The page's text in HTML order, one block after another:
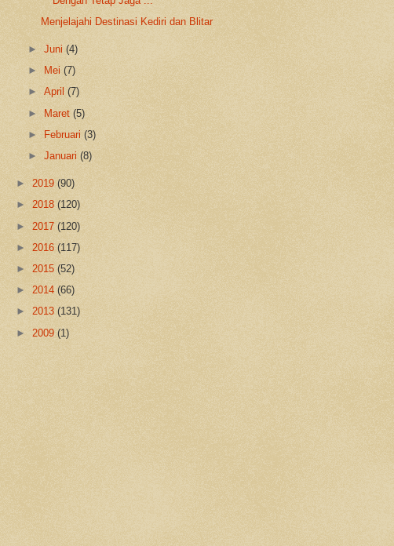
Menjelajahi Destinasi Kediri dan Blitar
►Juni(4)
►
Mei(7)
►April(7)
► Maret(5)
►
Februari(3)
►Januari(8)
► 2019 (90)
► 2018 (120)
► 2017 (120)
► 2016 (117)
► 2015 (52)
► 2014 (66)
► 2013 (131)
► 2009 (1)